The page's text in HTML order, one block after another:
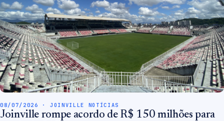
08/07/2026 · JOINVILLE NOTÍCIAS
Joinville rompe acordo de R$ 150 milhões para